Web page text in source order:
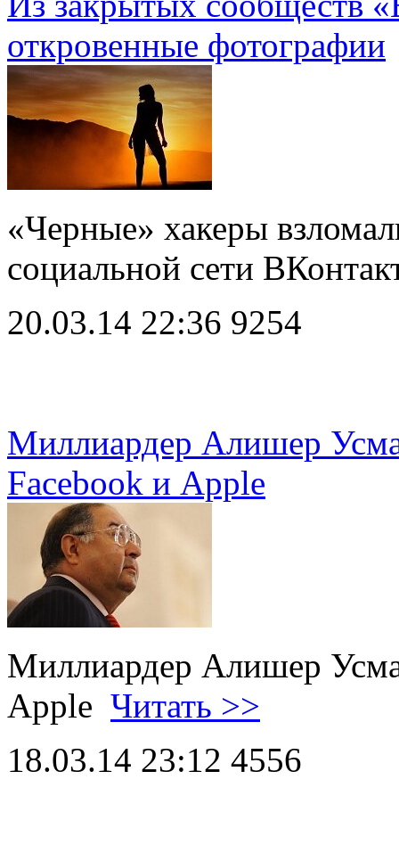
откровенные фотографии
«Черные» хакеры
социальной сети
20.03.14 22:36 9254
Миллиардер Алишер
Facebook и Apple
Миллиардер Алишер
Apple Читать >>
18.03.14 23:12 4556